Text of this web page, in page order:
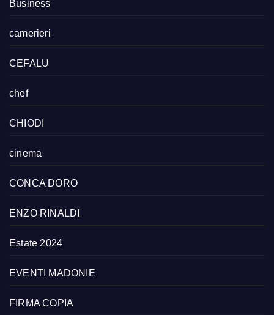
Business
camerieri
CEFALU
chef
CHIODI
cinema
CONCA DORO
ENZO RINALDI
Estate 2024
EVENTI MADONIE
FIRMA COPIA